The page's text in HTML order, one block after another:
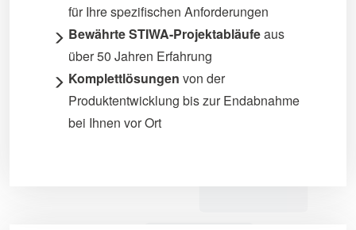
für Ihre spezifischen Anforderungen
Bewährte STIWA-Projektabläufeaus
über 50 Jahren Erfahrung
Komplettlösungen von der
Produktentwicklung bis zur Endabnahme
bei Ihnen vor Ort